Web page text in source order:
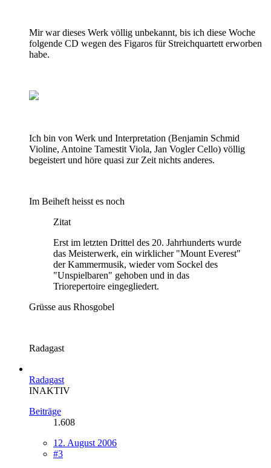
Mir war dieses Werk völlig unbekannt, bis ich diese Woche
folgende CD wegen des Figaros für Streichquartett erworben
habe.
Ich bin von Werk und Interpretation (Benjamin Schmid
Violine, Antoine Tamestit Viola, Jan Vogler Cello) völlig
begeistert und höre quasi zur Zeit nichts anderes.
Im Beiheft heisst es noch
Zitat
Erst im letzten Drittel des 20. Jahrhunderts wurde
das Meisterwerk, ein wirklicher "Mount Everest"
der Kammermusik, wieder vom Sockel des
"Unspielbaren" gehoben und in das
Triorepertoire eingegliedert.
Grüsse aus Rhosgobel
Radagast
Radagast
INAKTIV
Beiträge
1.608
12. August 2006
#3